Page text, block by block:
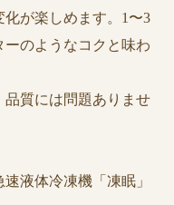
が楽しめます。1〜3
ーのようなコクと味わ
質には問題ありませ
液体冷凍機「凍眠」